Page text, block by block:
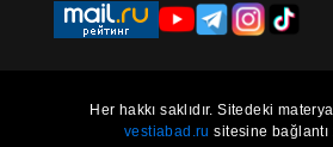
Her hakkı saklıdır. Sitedeki
vestiabad.ru sitesine bağlantı